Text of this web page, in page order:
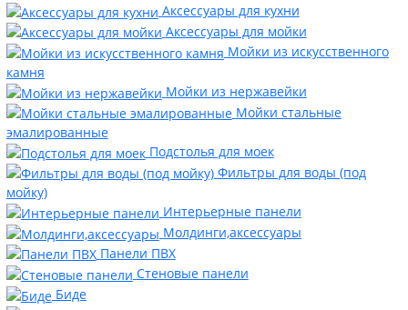
Аксессуары для кухни
Аксессуары для мойки
Мойки из искусственного
камня
Мойки из нержавейки
Мойки стальные
эмалированные
Подстолья для моек
Фильтры для воды (под
мойку)
Интерьерные панели
Молдинги,аксессуары
Панели ПВХ
Стеновые панели
Биде